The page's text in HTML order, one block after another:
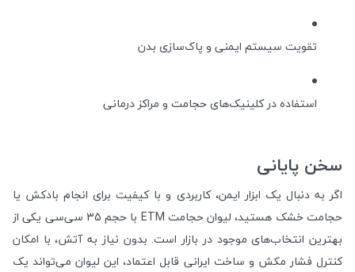
تقویت سیستم ایمنی و پاک‌سازی بدن
استفاده در کلینیک‌های حجامت و مراکز درمانی
سخن پایانی
اگر به دنبال یک ابزار ایمن، کاربردی و با کیفیت برای انجام بادکش یا
حجامت خشک هستید، لیوان حجامت ETM با حجم 35 سی‌سی یکی از
بهترین انتخاب‌های موجود در بازار است. بدون نیاز به آتش، با امکان
کنترل فشار مکش و ساخت ایرانی قابل اعتماد، این لیوان می‌تواند یک